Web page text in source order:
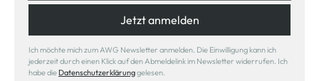
Jetzt anmelden
Ich möchte mich zum AWG Newsletter anmelden. Die Einwilligung kann ich
jederzeit durch einen Klick auf den Abmeldelink im Newsletter widerrufen. Ich
habe die Datenschutzerklärunggelesen.